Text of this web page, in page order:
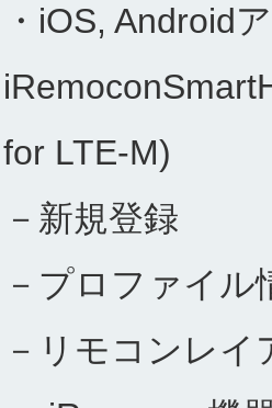
・iOS, Android
for LTE-M)
－新規登録
－プロファイル
－リモコンレイ